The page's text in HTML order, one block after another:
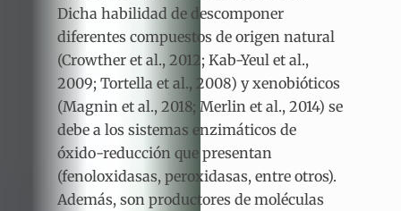
Dicha habilidad de descomponer
diferentes compuestos de origen natural
(Crowther et al., 2012; Kab-Yeul et al.,
2009; Tortella et al., 2008) y xenobióticos
(Magnin et al., 2018; Merlin et al., 2014) se
debe a los sistemas enzimáticos de
óxido-reducción que presentan
(fenoloxidasas, peroxidasas, entre otros).
Además, son productores de moléculas